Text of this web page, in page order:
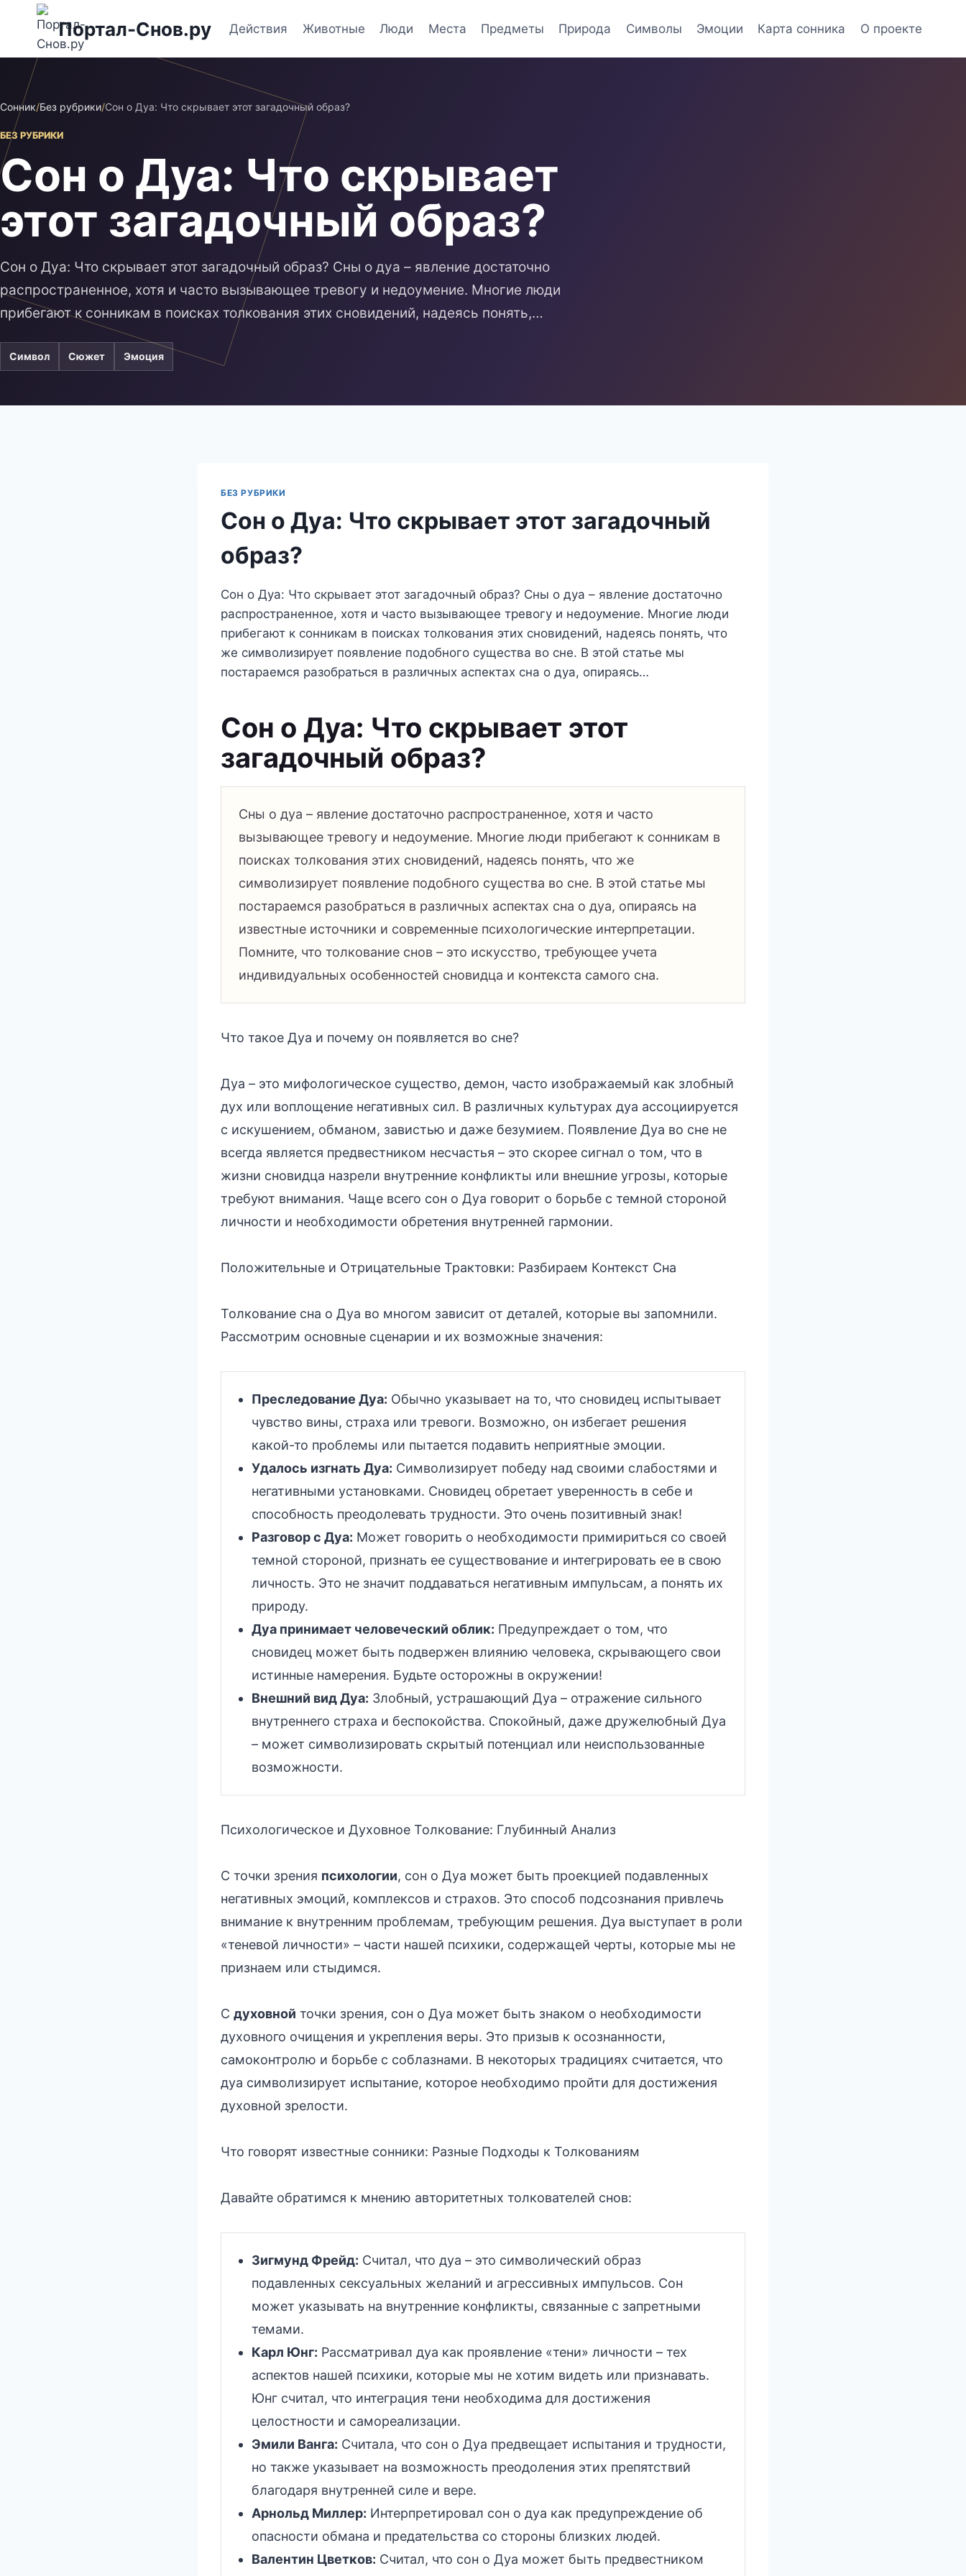
Перейти
содержимому
Портал-Снов.ру Действия Животные Люди Места Предметы Природа Символы Эмоции Карта сонника О проекте
Сонник/Без рубрики/Сон о Дуа: Что скрывает этот загадочный образ?
БЕЗ РУБРИКИ
Сон о Дуа: Что скрывает
этот загадочный образ?
Сон о Дуа: Что скрывает этот загадочный образ? Сны о дуа – явление достаточно
распространенное, хотя и часто вызывающее тревогу и недоумение. Многие люди
прибегают к сонникам в поисках толкования этих сновидений, надеясь понять,…
Символ Сюжет Эмоция
БЕЗ РУБРИКИ
Сон о Дуа: Что скрывает этот загадочный
образ?
Сон о Дуа: Что скрывает этот загадочный образ? Сны о дуа – явление достаточно
распространенное, хотя и часто вызывающее тревогу и недоумение. Многие люди
прибегают к сонникам в поисках толкования этих сновидений, надеясь понять, что
же символизирует появление подобного существа во сне. В этой статье мы
постараемся разобраться в различных аспектах сна о дуа, опираясь…
Сон о Дуа: Что скрывает этот
загадочный образ?
Сны о дуа – явление достаточно распространенное, хотя и часто
вызывающее тревогу и недоумение. Многие люди прибегают к сонникам в
поисках толкования этих сновидений, надеясь понять, что же
символизирует появление подобного существа во сне. В этой статье мы
постараемся разобраться в различных аспектах сна о дуа, опираясь на
известные источники и современные психологические интерпретации.
Помните, что толкование снов – это искусство, требующее учета
индивидуальных особенностей сновидца и контекста самого сна.
Что такое Дуа и почему он появляется во сне?
Дуа – это мифологическое существо, демон, часто изображаемый как злобный
дух или воплощение негативных сил. В различных культурах дуа ассоциируется
с искушением, обманом, завистью и даже безумием. Появление Дуа во сне не
всегда является предвестником несчастья – это скорее сигнал о том, что в
жизни сновидца назрели внутренние конфликты или внешние угрозы, которые
требуют внимания. Чаще всего сон о Дуа говорит о борьбе с темной стороной
личности и необходимости обретения внутренней гармонии.
Положительные и Отрицательные Трактовки: Разбираем Контекст Сна
Толкование сна о Дуа во многом зависит от деталей, которые вы запомнили.
Рассмотрим основные сценарии и их возможные значения:
Преследование Дуа: Обычно указывает на то, что сновидец испытывает
чувство вины, страха или тревоги. Возможно, он избегает решения
какой-то проблемы или пытается подавить неприятные эмоции.
Удалось изгнать Дуа: Символизирует победу над своими слабостями и
негативными установками. Сновидец обретает уверенность в себе и
способность преодолевать трудности. Это очень позитивный знак!
Разговор с Дуа: Может говорить о необходимости примириться со своей
темной стороной, признать ее существование и интегрировать ее в свою
личность. Это не значит поддаваться негативным импульсам, а понять их
природу.
Дуа принимает человеческий облик: Предупреждает о том, что
сновидец может быть подвержен влиянию человека, скрывающего свои
истинные намерения. Будьте осторожны в окружении!
Внешний вид Дуа: Злобный, устрашающий Дуа – отражение сильного
внутреннего страха и беспокойства. Спокойный, даже дружелюбный Дуа
– может символизировать скрытый потенциал или неиспользованные
возможности.
Психологическое и Духовное Толкование: Глубинный Анализ
С точки зрения психологии, сон о Дуа может быть проекцией подавленных
негативных эмоций, комплексов и страхов. Это способ подсознания привлечь
внимание к внутренним проблемам, требующим решения. Дуа выступает в роли
«теневой личности» – части нашей психики, содержащей черты, которые мы не
признаем или стыдимся.
С духовной точки зрения, сон о Дуа может быть знаком о необходимости
духовного очищения и укрепления веры. Это призыв к осознанности,
самоконтролю и борьбе с соблазнами. В некоторых традициях считается, что
дуа символизирует испытание, которое необходимо пройти для достижения
духовной зрелости.
Что говорят известные сонники: Разные Подходы к Толкованиям
Давайте обратимся к мнению авторитетных толкователей снов:
Зигмунд Фрейд: Считал, что дуа – это символический образ
подавленных сексуальных желаний и агрессивных импульсов. Сон
может указывать на внутренние конфликты, связанные с запретными
темами.
Карл Юнг: Рассматривал дуа как проявление «тени» личности – тех
аспектов нашей психики, которые мы не хотим видеть или признавать.
Юнг считал, что интеграция тени необходима для достижения
целостности и самореализации.
Эмили Ванга: Считала, что сон о Дуа предвещает испытания и трудности,
но также указывает на возможность преодоления этих препятствий
благодаря внутренней силе и вере.
Арнольд Миллер: Интерпретировал сон о дуа как предупреждение об
опасности обмана и предательства со стороны близких людей.
Валентин Цветков: Считал, что сон о Дуа может быть предвестником